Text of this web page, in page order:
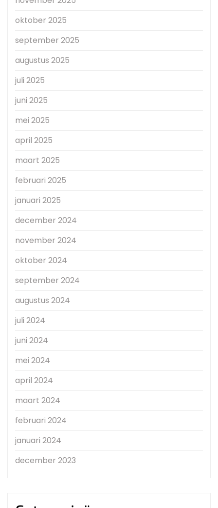
oktober 2025
september 2025
augustus 2025
juli 2025
juni 2025
mei 2025
april 2025
maart 2025
februari 2025
januari 2025
december 2024
november 2024
oktober 2024
september 2024
augustus 2024
juli 2024
juni 2024
mei 2024
april 2024
maart 2024
februari 2024
januari 2024
december 2023